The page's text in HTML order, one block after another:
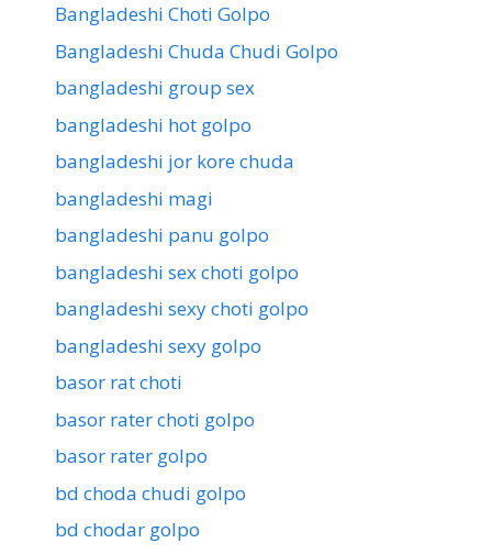
Bangladeshi Choti Golpo
Bangladeshi Chuda Chudi Golpo
bangladeshi group sex
bangladeshi hot golpo
bangladeshi jor kore chuda
bangladeshi magi
bangladeshi panu golpo
bangladeshi sex choti golpo
bangladeshi sexy choti golpo
bangladeshi sexy golpo
basor rat choti
basor rater choti golpo
basor rater golpo
bd choda chudi golpo
bd chodar golpo